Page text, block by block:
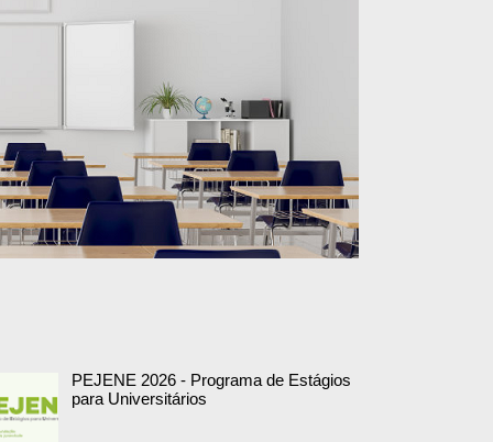
PEJENE 2026 - Programa de Estágios
para Universitários